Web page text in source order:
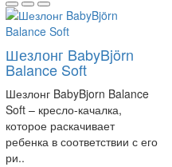
Шезлонг BabyBjörn
Balance Soft
Шезлонг BabyBjorn Balance
Soft – кресло-качалка,
которое раскачивает
ребенка в соответствии с его
ри..